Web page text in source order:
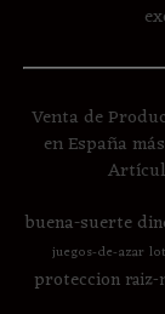
Venta de
en España
buena-suerte
juegos-de-azar
proteccion raiz-